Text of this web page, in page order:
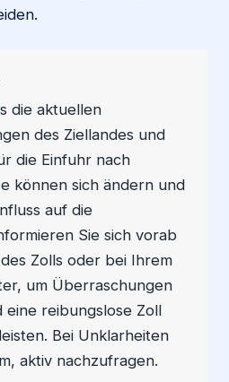
die aktuellen
des Ziellandes und
die Einfuhr nach
können sich ändern und
auf die
Sie sich vorab
Zolls oder bei Ihrem
um Überraschungen
eine reibungslose Zoll
Bei Unklarheiten
aktiv nachzufragen.